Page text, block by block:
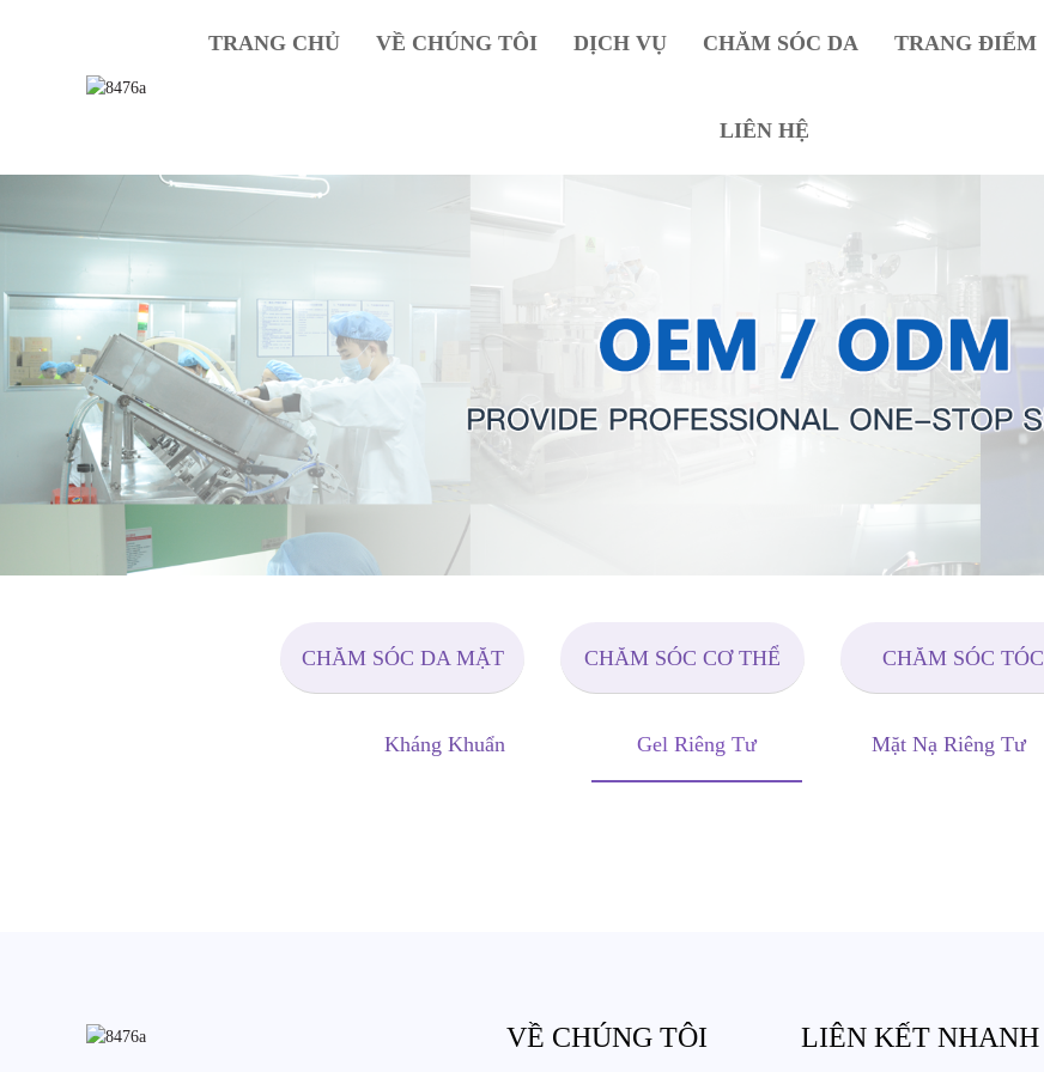
TRANG CHỦ VỀ CHÚNG TÔI DỊCH VỤ CHĂM SÓC DA TRANG ĐIỂM
LIÊN HỆ
CHĂM SÓC DA MẶT CHĂM SÓC CƠ THỂ CHĂM SÓC TÓC
Kháng Khuẩn Gel Riêng Tư Mặt Nạ Riêng Tư
VỀ CHÚNG TÔI LIÊN KẾT NHANH